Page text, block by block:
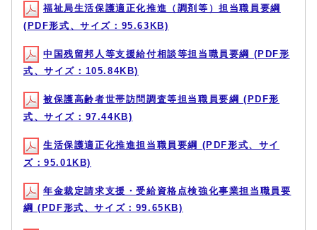
福祉局生活保護適正化推進（調剤等）担当職員要綱
(PDF形式、サイズ：95.63KB)
中国残留邦人等支援給付相談等担当職員要綱 (PDF形
式、サイズ：105.84KB)
被保護高齢者世帯訪問調査等担当職員要綱 (PDF形
式、サイズ：97.44KB)
生活保護適正化推進担当職員要綱 (PDF形式、サイ
ズ：95.01KB)
年金裁定請求支援・受給資格点検強化事業担当職員要
綱 (PDF形式、サイズ：99.65KB)